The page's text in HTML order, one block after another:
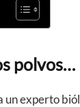
polvos…
un experto